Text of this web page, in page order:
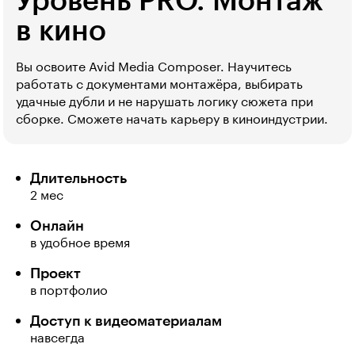
в кино
Вы освоите Avid Media Composer. Научитесь
работать с документами монтажёра, выбирать
удачные дубли и не нарушать логику сюжета при
сборке. Сможете начать карьеру в киноиндустрии.
Длительность
2 мес
Онлайн
в удобное время
Проект
в портфолио
Доступ к видеоматериалам
навсегда